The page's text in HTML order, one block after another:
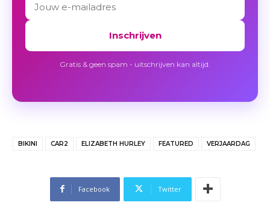
Inschrijven
Gratis & geen spam - uitschrijven kan altijd.
BIKINI CAR2 ELIZABETH HURLEY FEATURED VERJAARDAG
Facebook Twitter